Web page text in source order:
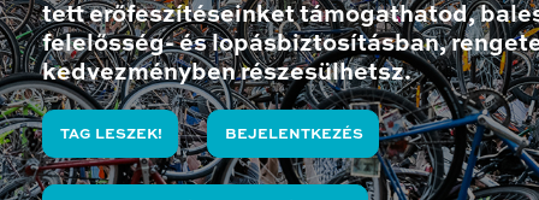
tett erőfeszítéseinket támogathatod,
felelősség- és lopásbiztosításban,
kedvezményben részesülhetsz.
TAG LESZEK! BEJELENTKEZÉS